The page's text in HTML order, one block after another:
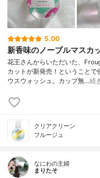
5.00
新香味のノーブルマスカ
花王さんからいただいた、
カットが新発売！ということ
ウスウォッシュ。カップ無…続
クリアクリーン
フルージュ
なにわの主婦
まりたそ